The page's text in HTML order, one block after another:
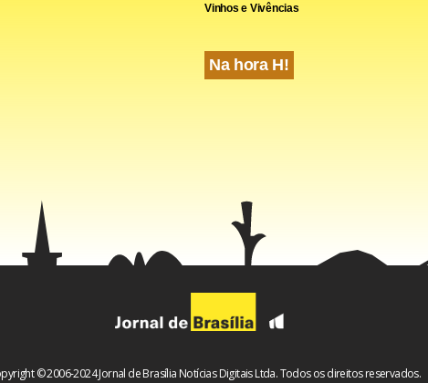
Vinhos e Vivências
Na hora H!
© 2006-2024 Jornal de Brasília Notícias Digitais Ltda. Todos os direitos reservados.